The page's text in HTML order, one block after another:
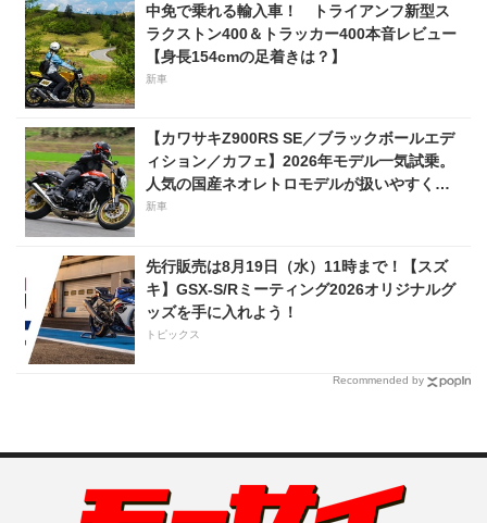
中免で乗れる輸入車！ トライアンフ新型ス
ラクストン400＆トラッカー400本音レビュー
【身長154cmの足着きは？】
新車
【カワサキZ900RS SE／ブラックボールエデ
ィション／カフェ】2026年モデル一気試乗。
人気の国産ネオレトロモデルが扱いやすく上
質に進化！
新車
先行販売は8月19日（水）11時まで！【スズ
キ】GSX-S/Rミーティング2026オリジナルグ
ッズを手に入れよう！
トピックス
Recommended by